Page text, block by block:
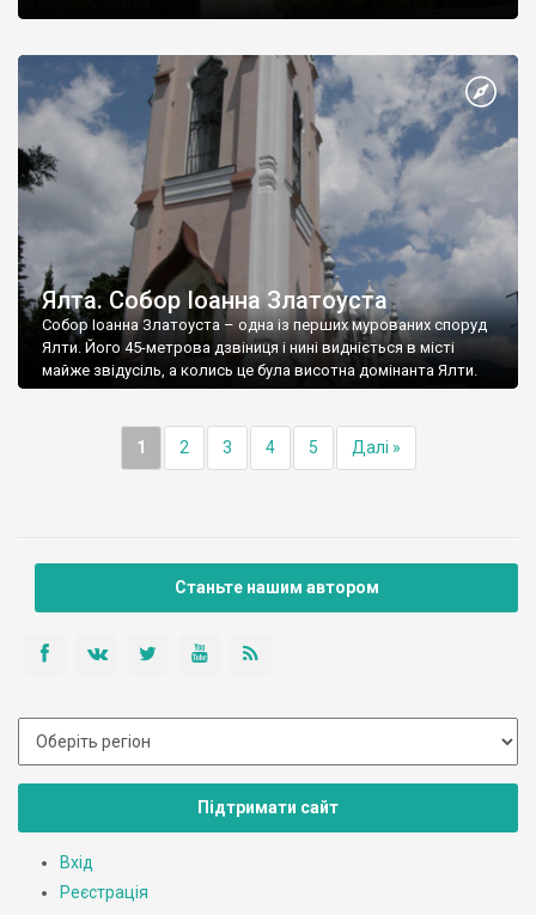
Ялта. Собор Іоанна Златоуста
Собор Іоанна Златоуста – одна із перших мурованих споруд
Ялти. Його 45-метрова дзвіниця і нині видніється в місті
майже звідусіль, а колись це була висотна домінанта Ялти.
1 2 3 4 5 Далі »
Станьте нашим автором
Підтримати сайт
Вхід
Реєстрація